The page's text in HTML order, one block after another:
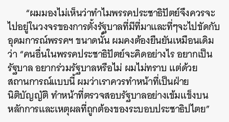
“ผมมองไม่เห็นว่าทำไมพรรคประชาธิปัตย์จึงควรจะ
ไปอยู่ในวงจรของการตั้งรัฐบาลที่มีที่มาและที่ๆจะไปขัดกับ
อุดมการณ์พรรคฯ ขนาดนั้น ผมคงต้องยืนยันเหมือนเดิม
ว่า “คนอื่นในพรรคประชาธิปัตย์จะคิดอย่างไร อยากเป็น
รัฐบาล อยากร่วมรัฐบาลหรือไม่ ผมไม่ทราบ แต่ด้วย
สถานการณ์แบบนี้ ผมว่าเราควรทำหน้าที่เป็นฝ่าย
นิติบัญญัติ ทำหน้าที่ตรวจสอบรัฐบาลอย่างเข้มแข็งบน
หลักการและเหตุผลที่ถูกต้องของระบอบประชาธิปไตย”
SHARE TWEET LINE EMAIL